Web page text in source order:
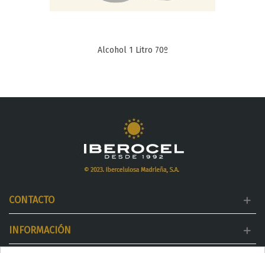
Alcohol 1 Litro 70º
CONTACTO
INFORMACIÓN